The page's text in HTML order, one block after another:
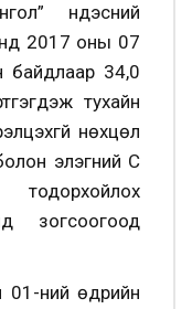
үндэсний
2017 оны 07
байдлаар 34,0
тухайн
нөхцөл
элэгний С
зогсоогоод
ний өдрийн